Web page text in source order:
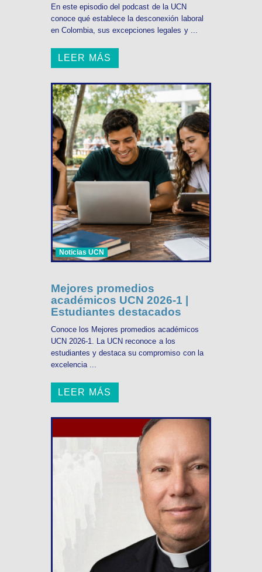
En este episodio del podcast de la UCN
conoce qué establece la desconexión laboral
en Colombia, sus excepciones legales y ...
LEER MÁS
Noticias UCN
Mejores promedios
académicos UCN 2026-1 |
Estudiantes destacados
Conoce los Mejores promedios académicos
UCN 2026-1. La UCN reconoce a los
estudiantes y destaca su compromiso con la
excelencia ...
LEER MÁS